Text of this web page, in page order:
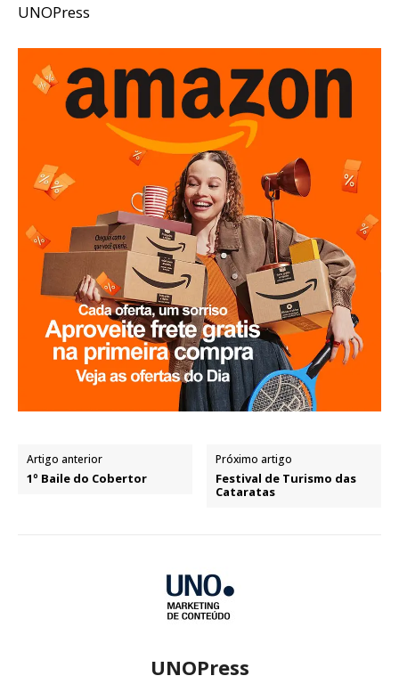
UNOPress
Artigo anterior
1º Baile do Cobertor
Próximo artigo
Festival de Turismo das
Cataratas
UNOPress